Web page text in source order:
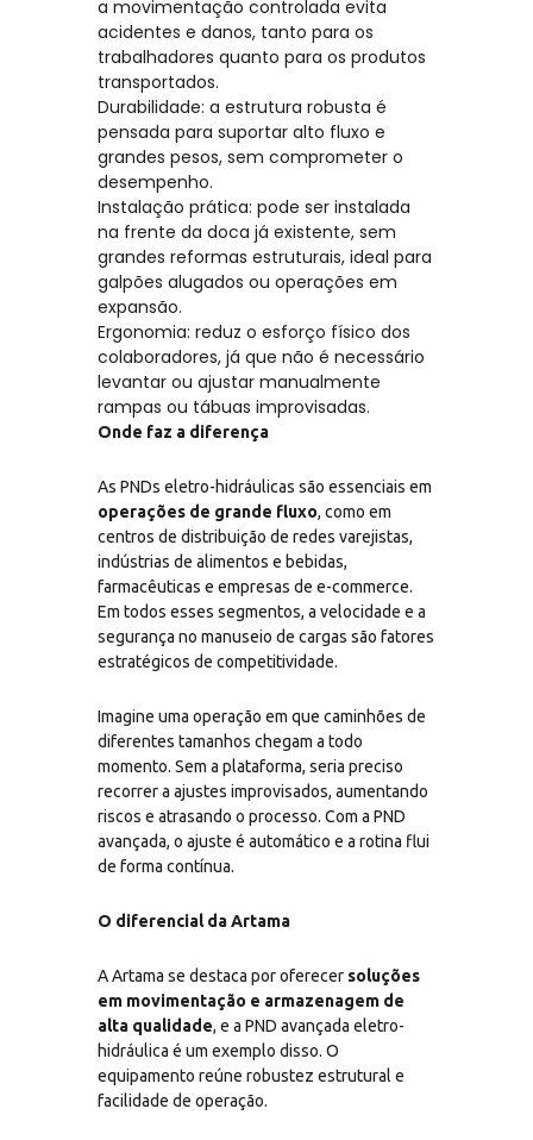
a movimentação controlada evita
acidentes e danos, tanto para os
trabalhadores quanto para os produtos
transportados.
Durabilidade: a estrutura robusta é
pensada para suportar alto fluxo e
grandes pesos, sem comprometer o
desempenho.
Instalação prática: pode ser instalada
na frente da doca já existente, sem
grandes reformas estruturais, ideal para
galpões alugados ou operações em
expansão.
Ergonomia: reduz o esforço físico dos
colaboradores, já que não é necessário
levantar ou ajustar manualmente
rampas ou tábuas improvisadas.
Onde faz a diferença
As PNDs eletro-hidráulicas são essenciais em
operações de grande fluxo, como em
centros de distribuição de redes varejistas,
indústrias de alimentos e bebidas,
farmacêuticas e empresas de e-commerce.
Em todos esses segmentos, a velocidade e a
segurança no manuseio de cargas são fatores
estratégicos de competitividade.
Imagine uma operação em que caminhões de
diferentes tamanhos chegam a todo
momento. Sem a plataforma, seria preciso
recorrer a ajustes improvisados, aumentando
riscos e atrasando o processo. Com a PND
avançada, o ajuste é automático e a rotina flui
de forma contínua.
O diferencial da Artama
A Artama se destaca por oferecer soluções
em movimentação e armazenagem de
alta qualidade, e a PND avançada eletro-
hidráulica é um exemplo disso. O
equipamento reúne robustez estrutural e
facilidade de operação.